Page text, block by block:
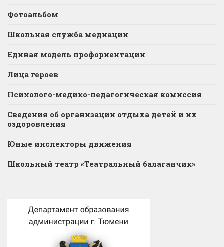
Фотоальбом
Школьная служба медиации
Единая модель профориентации
Лица героев
Психолого-медико-педагогическая комиссия
Сведения об организации отдыха детей и их
оздоровления
Юные инспекторы движения
Школьный театр «Театральный балаганчик»